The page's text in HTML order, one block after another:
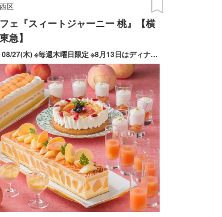
区
ェ『スィートジャーニー 桃』【横
急】
2026/07/02(木) ～ 08/27(木) ※毎週木曜日限定 ※8月13日はディナーブッフェとデザートブッフェのコラボイベントが開催されます。